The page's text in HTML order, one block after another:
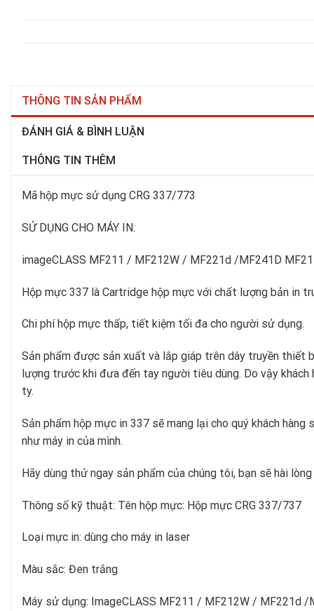
THÔNG TIN SẢN PHẨM
ĐÁNH GIÁ & BÌNH LUẬN
THÔNG TIN THÊM
Mã hộp mực sử dụng CRG 337/773
SỬ DỤNG CHO MÁY IN:
imageCLASS MF211 / MF212W / MF221d /MF241D
Hộp mực 337 là Cartridge hộp mực với chất lượng bản in
Chi phí hộp mực thấp, tiết kiệm tối đa cho người sử dụng.
Sản phẩm được sản xuất và lắp giáp trên dây truyền
lượng trước khi đưa đến tay người tiêu dùng. Do vậy
ty.
Sản phẩm hộp mực in 337 sẽ mang lại cho quý khách
như máy in của mình.
Hãy dùng thử ngay sản phẩm của chúng tôi, bạn sẽ hài
Thông số kỹ thuật: Tên hộp mực: Hộp mực CRG 337/737
Loại mực in: dùng cho máy in laser
Màu sắc: Đen trắng
Máy sử dụng: ImageCLASS MF211 / MF212W / MF221d